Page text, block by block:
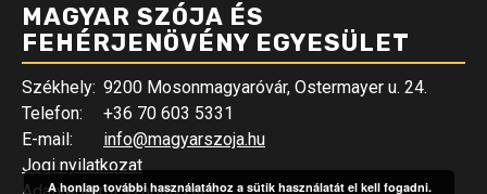
MAGYAR SZÓJA ÉS
FEHÉRJENÖVÉNY EGYESÜLET
Székhely: 9200 Mosonmagyaróvár, Ostermayer u. 24.
Telefon:
+36 70 603 5331
E-mail:
info@magyarszoja.hu
Jogi nyilatkozat
A honlap további használatához a sütik használatát el kell fogadni.